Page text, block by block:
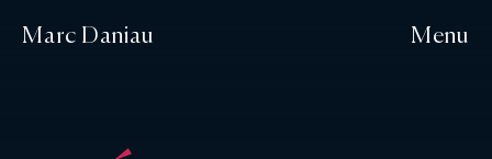
Marc Daniau Menu